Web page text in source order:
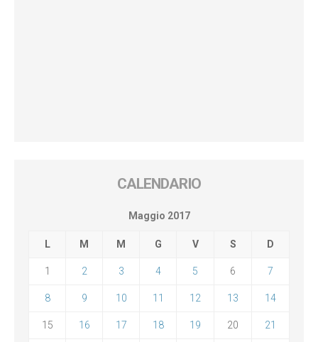
CALENDARIO
Maggio 2017
L M M G V S D
1 2 3 4 5 6 7
8 9 10 11 12 13 14
15 16 17 18 19 20 21